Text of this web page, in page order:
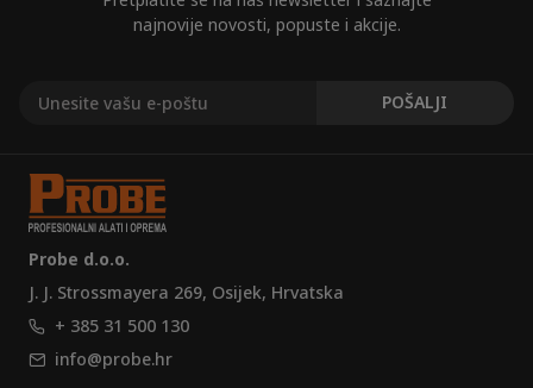
najnovije novosti, popuste i akcije.
Probe d.o.o.
J. J. Strossmayera 269, Osijek, Hrvatska
+ 385 31 500 130
info@probe.hr